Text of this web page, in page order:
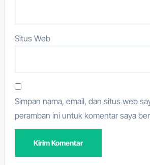
Situs Web
Simpan nama, email, dan situs web
peramban ini untuk komentar saya